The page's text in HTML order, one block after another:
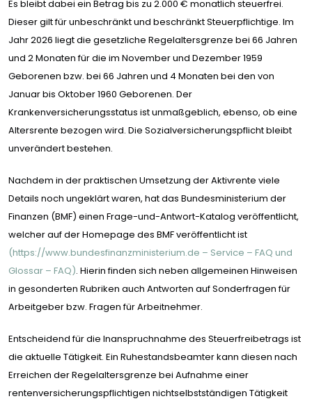
Es bleibt dabei ein Betrag bis zu 2.000 € monatlich steuerfrei.
Dieser gilt für unbeschränkt und beschränkt Steuerpflichtige. Im
Jahr 2026 liegt die gesetzliche Regelaltersgrenze bei 66 Jahren
und 2 Monaten für die im November und Dezember 1959
Geborenen bzw. bei 66 Jahren und 4 Monaten bei den von
Januar bis Oktober 1960 Geborenen. Der
Krankenversicherungsstatus ist unmaßgeblich, ebenso, ob eine
Altersrente bezogen wird. Die Sozialversicherungspflicht bleibt
unverändert bestehen.
Nachdem in der praktischen Umsetzung der Aktivrente viele
Details noch ungeklärt waren, hat das Bundesministerium der
Finanzen (BMF) einen Frage-und-Antwort-Katalog veröffentlicht,
welcher auf der Homepage des BMF veröffentlicht ist
(https://www.bundesfinanzministerium.de – Service – FAQ und
Glossar – FAQ). Hierin finden sich neben allgemeinen Hinweisen
in gesonderten Rubriken auch Antworten auf Sonderfragen für
Arbeitgeber bzw. Fragen für Arbeitnehmer.
Entscheidend für die Inanspruchnahme des Steuerfreibetrags ist
die aktuelle Tätigkeit. Ein Ruhestandsbeamter kann diesen nach
Erreichen der Regelaltersgrenze bei Aufnahme einer
rentenversicherungspflichtigen nichtselbstständigen Tätigkeit